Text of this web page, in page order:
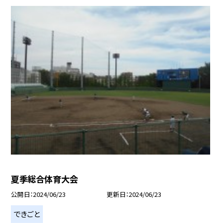
夏季総合体育大会
公開日 2024/06/23 更新日 2024/06/23
できごと